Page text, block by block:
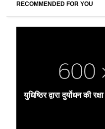
RECOMMENDED FOR YOU
युधिष्ठिर द्वारा दुर्योधन की